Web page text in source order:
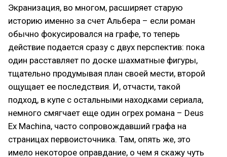
Экранизация, во многом, расширяет старую
историю именно за счет Альбера – если роман
обычно фокусировался на графе, то теперь
действие подается сразу с двух перспектив: пока
один расставляет по доске шахматные фигуры,
тщательно продумывая план своей мести, второй
ощущает ее последствия. И, отчасти, такой
подход, в купе с остальными находками сериала,
немного смягчает еще один огрех романа – Deus
Ex Machina, часто сопровождавший графа на
страницах первоисточника. Там, опять же, это
имело некоторое оправдание, о чем я скажу чуть